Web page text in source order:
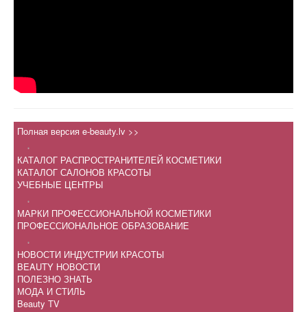
Полная версия e-beauty.lv >>
.
КАТАЛОГ РАСПРОСТРАНИТЕЛЕЙ КОСМЕТИКИ
КАТАЛОГ САЛОНОВ КРАСОТЫ
УЧЕБНЫЕ ЦЕНТРЫ
.
МАРКИ ПРОФЕССИОНАЛЬНОЙ КОСМЕТИКИ
ПРОФЕССИОНАЛЬНОЕ ОБРАЗОВАНИЕ
.
НОВОСТИ ИНДУСТРИИ КРАСОТЫ
BEAUTY НОВОСТИ
ПОЛЕЗНО ЗНАТЬ
МОДА И СТИЛЬ
Beauty TV